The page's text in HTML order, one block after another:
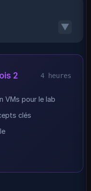
▼
2 4 heures
VMs pour le lab
clés